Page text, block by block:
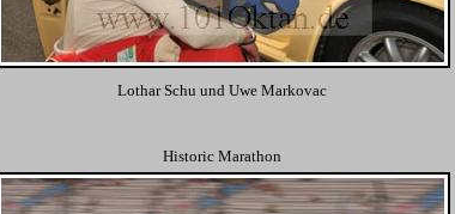
Lothar Schu und Uwe Markovac
Historic Marathon